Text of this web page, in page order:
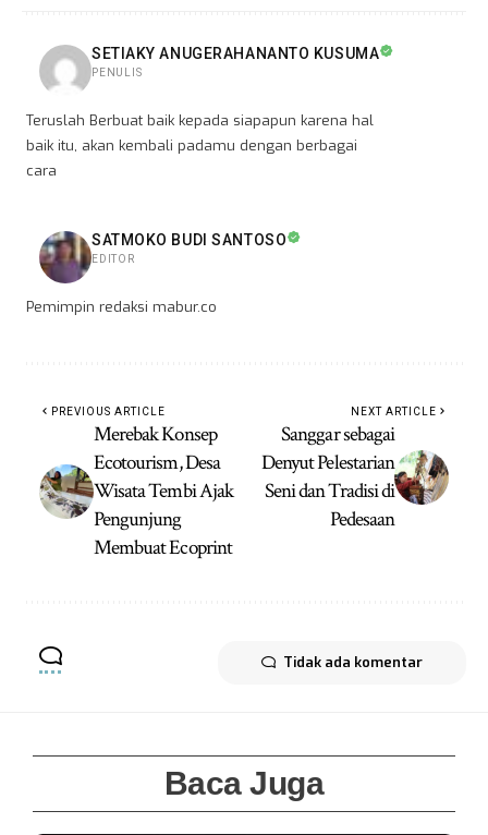
SETIAKY ANUGERAHANANTO KUSUMA
PENULIS
Teruslah Berbuat baik kepada siapapun karena hal
baik itu, akan kembali padamu dengan berbagai
cara
SATMOKO BUDI SANTOSO
EDITOR
Pemimpin redaksi mabur.co
PREVIOUS ARTICLE
Merebak Konsep
Ecotourism, Desa
Wisata Tembi Ajak
Pengunjung
Membuat Ecoprint
NEXT ARTICLE
Sanggar sebagai
Denyut Pelestarian
Seni dan Tradisi di
Pedesaan
Tidak ada komentar
Baca Juga